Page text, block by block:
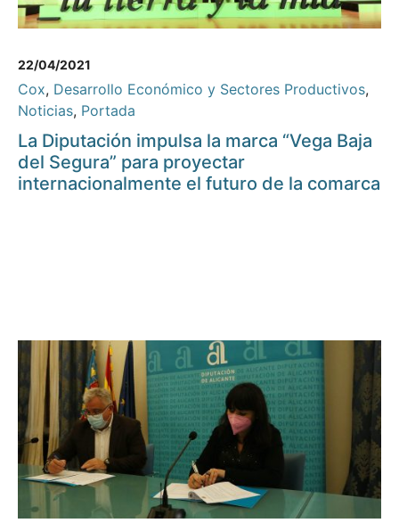
22/04/2021
Cox, Desarrollo Económico y Sectores Productivos,
Noticias, Portada
La Diputación impulsa la marca “Vega Baja
del Segura” para proyectar
internacionalmente el futuro de la comarca